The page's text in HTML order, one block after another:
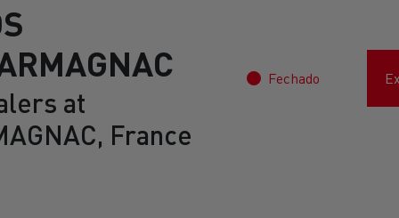
at
France
Fechado